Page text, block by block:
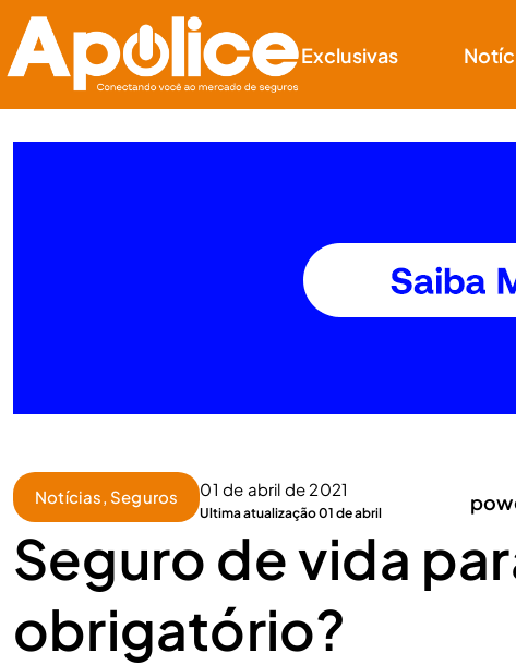
Exclusivas
Notícias, Seguros 01 de abril de 2021
Ultima atualização 01 de abril
Seguro de vida
obrigatório?